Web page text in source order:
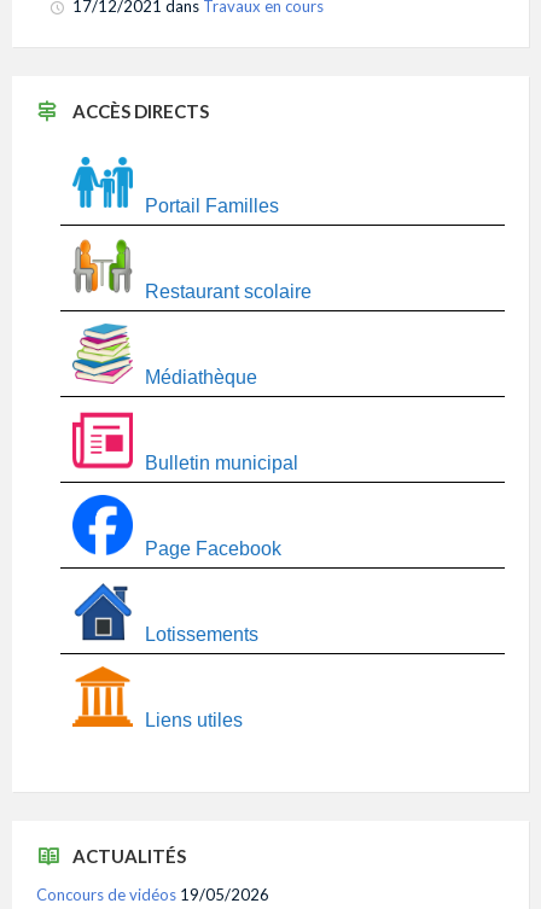
17/12/2021 dans Travaux en cours
ACCÈS DIRECTS
Portail Familles
Restaurant scolaire
Médiathèque
Bulletin municipal
Page Facebook
Lotissements
Liens utiles
ACTUALITÉS
Concours de vidéos 19/05/2026